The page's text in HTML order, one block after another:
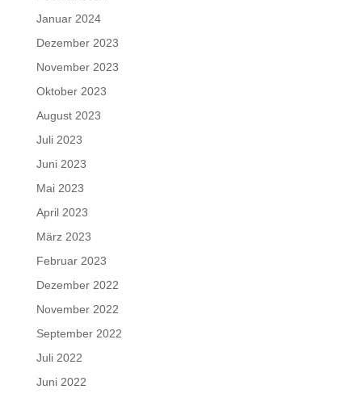
Januar 2024
Dezember 2023
November 2023
Oktober 2023
August 2023
Juli 2023
Juni 2023
Mai 2023
April 2023
März 2023
Februar 2023
Dezember 2022
November 2022
September 2022
Juli 2022
Juni 2022